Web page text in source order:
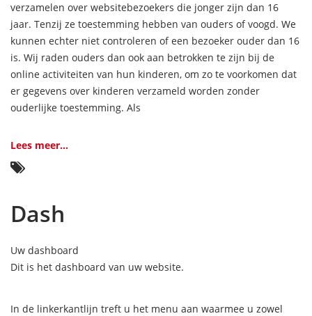
verzamelen over websitebezoekers die jonger zijn dan 16
jaar. Tenzij ze toestemming hebben van ouders of voogd. We
kunnen echter niet controleren of een bezoeker ouder dan 16
is. Wij raden ouders dan ook aan betrokken te zijn bij de
online activiteiten van hun kinderen, om zo te voorkomen dat
er gegevens over kinderen verzameld worden zonder
ouderlijke toestemming. Als
Lees meer...
Dash
Uw dashboard
Dit is het dashboard van uw website.
In de linkerkantlijn treft u het menu aan waarmee u zowel